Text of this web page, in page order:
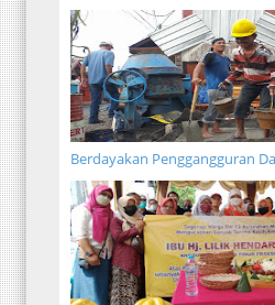
Berdayakan Penggangguran